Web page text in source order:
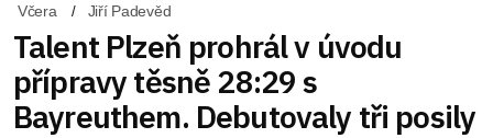
Včera Jiří Padevěd
Talent Plzeň prohrál v úvodu
přípravy těsně 28:29 s
Bayreuthem. Debutovaly tři posily